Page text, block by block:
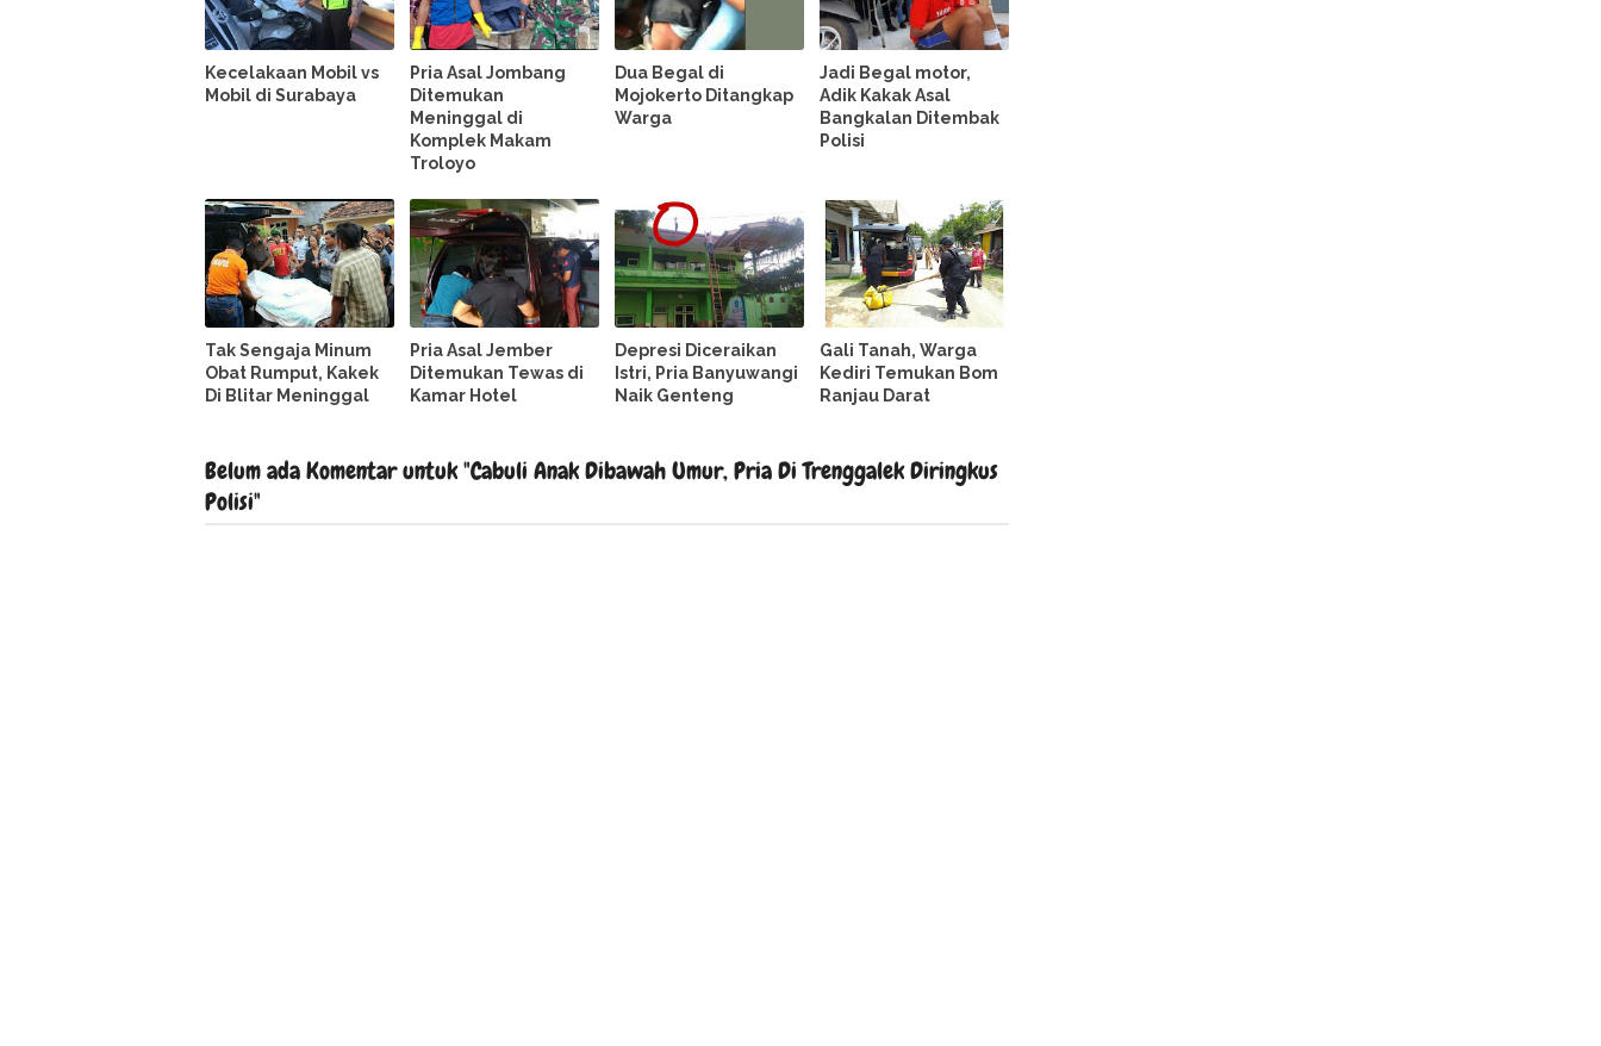
Kecelakaan Mobil vs
Mobil di Surabaya
Pria Asal Jombang
Ditemukan
Meninggal di
Komplek Makam
Troloyo
Dua Begal di
Mojokerto Ditangkap
Warga
Jadi Begal motor,
Adik Kakak Asal
Bangkalan Ditembak
Polisi
Tak Sengaja Minum
Obat Rumput, Kakek
Di Blitar Meninggal
Pria Asal Jember
Ditemukan Tewas di
Kamar Hotel
Depresi Diceraikan
Istri, Pria Banyuwangi
Naik Genteng
Gali Tanah, Warga
Kediri Temukan Bom
Ranjau Darat
Belum ada Komentar untuk "Cabuli Anak Dibawah Umur, Pria Di Trenggalek Diringkus
Polisi"